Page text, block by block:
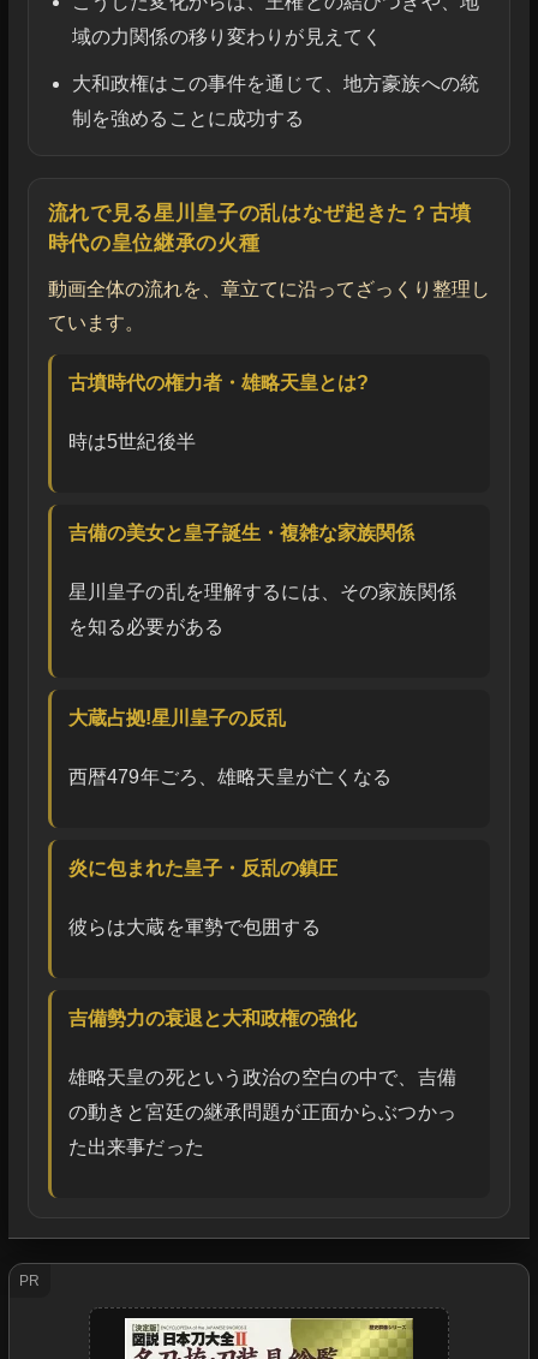
域の力関係の移り変わりが見えてく
大和政権はこの事件を通じて、地方豪族への統
制を強めることに成功する
流れで見る星川皇子の乱はなぜ起きた？古墳
時代の皇位継承の火種
動画全体の流れを、章立てに沿ってざっくり整理し
ています。
古墳時代の権力者・雄略天皇とは?
時は5世紀後半
吉備の美女と皇子誕生・複雑な家族関係
星川皇子の乱を理解するには、その家族関係
を知る必要がある
大蔵占拠!星川皇子の反乱
西暦479年ごろ、雄略天皇が亡くなる
炎に包まれた皇子・反乱の鎮圧
彼らは大蔵を軍勢で包囲する
吉備勢力の衰退と大和政権の強化
雄略天皇の死という政治の空白の中で、吉備
の動きと宮廷の継承問題が正面からぶつかっ
た出来事だった
PR